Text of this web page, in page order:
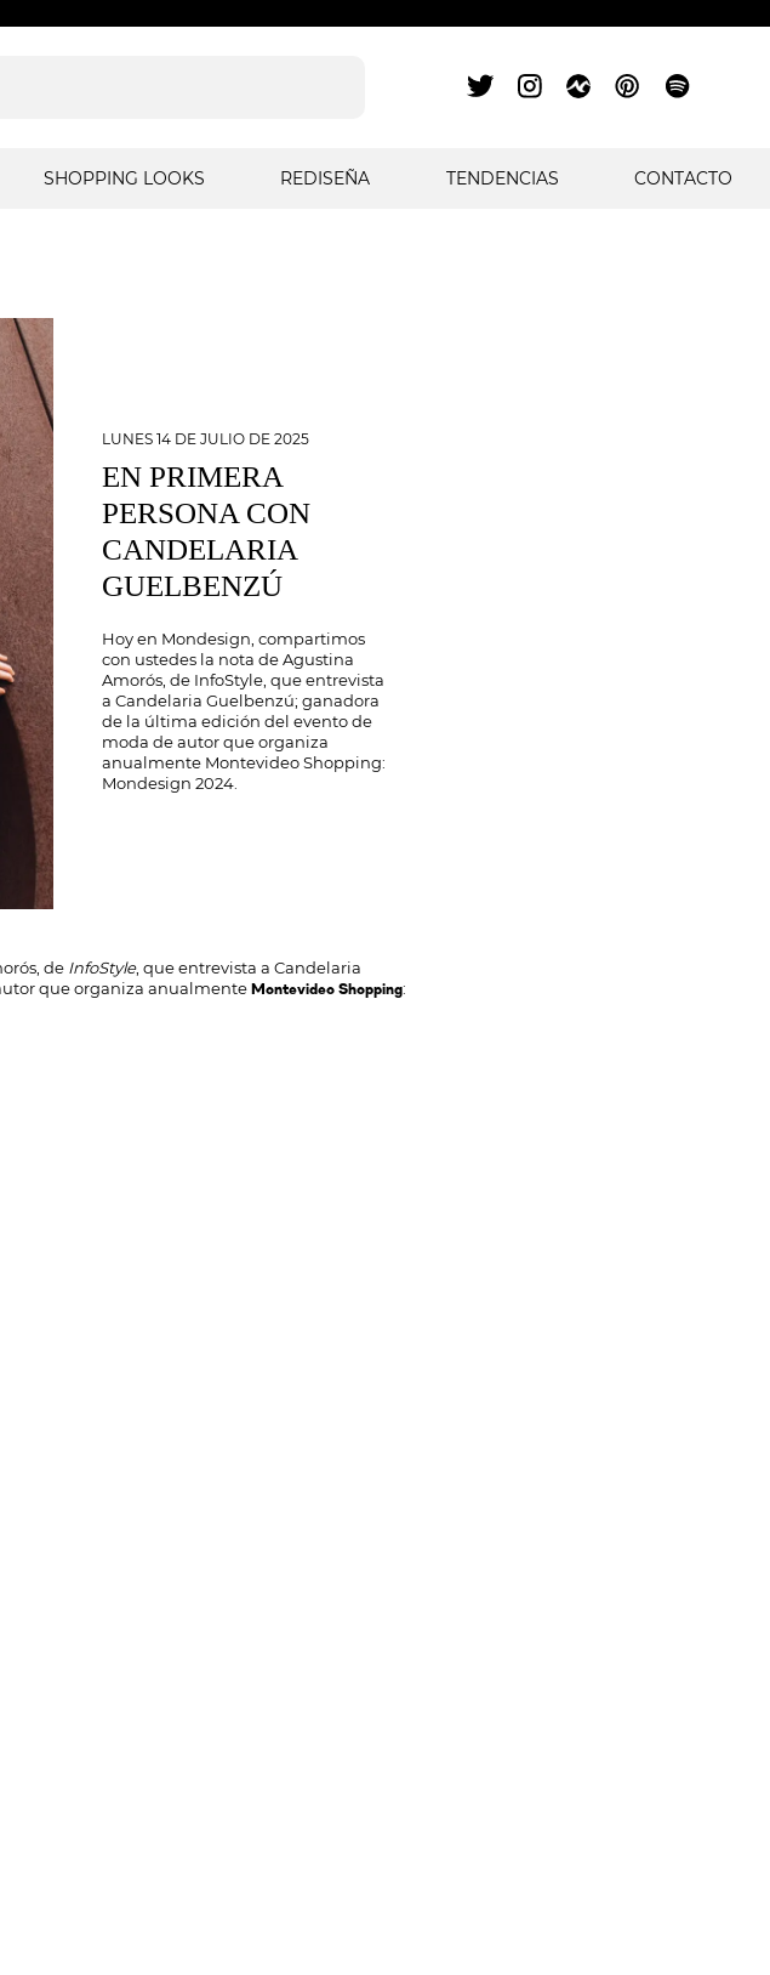
SHOPPING LOOKS REDISEÑA TENDENCIAS CONTACTO
LUNES 14 DE JULIO DE 2025
EN PRIMERA
PERSONA CON
CANDELARIA
GUELBENZÚ
Hoy en Mondesign, compartimos
con ustedes la nota de Agustina
Amorós, de InfoStyle, que entrevista
a Candelaria Guelbenzú; ganadora
de la última edición del evento de
moda de autor que organiza
anualmente Montevideo Shopping:
Mondesign 2024.
de InfoStyle, que entrevista a Candelaria
que organiza anualmente Montevideo Shopping: